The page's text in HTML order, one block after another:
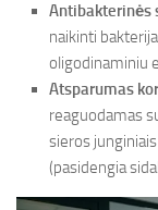
Antibakterinės
naikinti
oligodinaminiu
Atsparumas
reaguodamas
sieros
(pasidengia